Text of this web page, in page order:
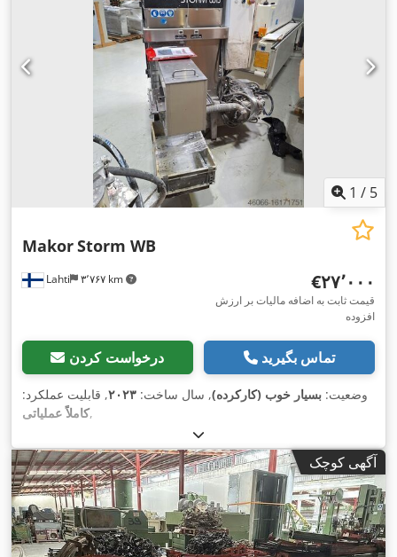
1 / 5
Lahti ۳٬۷۶۷ km
MakorStorm WB
‎€۲۷٬۰۰۰
قیمت ثابت به اضافه مالیات بر ارزش
افزوده
درخواست کردن تماس بگیرید
وضعیت: بسیار خوب (کارکرده), سال ساخت: ۲۰۲۳, قابلیت عملکرد:
کاملاً عملیاتی,
آگهی کوچک